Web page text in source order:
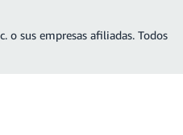
o sus empresas afiliadas. Todos